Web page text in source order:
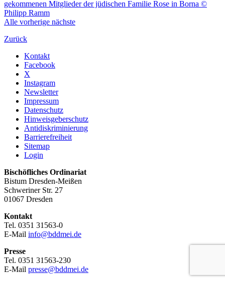
Alle vorherige nächste
Zurück
Kontakt
Facebook
X
Instagram
Newsletter
Impressum
Datenschutz
Hinweisgeberschutz
Antidiskriminierung
Barrierefreiheit
Sitemap
Login
Bischöfliches Ordinariat
Bistum Dresden-Meißen
Schweriner Str. 27
01067 Dresden
Kontakt
Tel. 0351 31563-0
E-Mail info@bddmei.de
Presse
Tel. 0351 31563-230
E-Mail presse@bddmei.de